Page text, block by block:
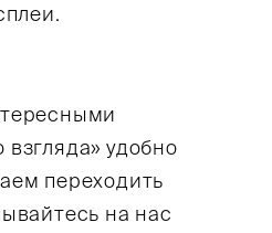
удобно
переходить
на нас